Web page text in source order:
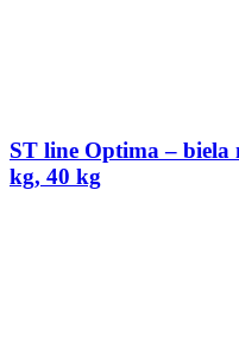
ST line Optima –
kg, 40 kg